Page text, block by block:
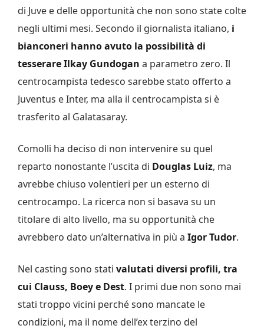
di Juve e delle opportunità che non sono state colte
negli ultimi mesi. Secondo il giornalista italiano, i
bianconeri hanno avuto la possibilità di
tesserare Ilkay Gundogan a parametro zero. Il
centrocampista tedesco sarebbe stato offerto a
Juventus e Inter, ma alla il centrocampista si è
trasferito al Galatasaray.
Comolli ha deciso di non intervenire su quel
reparto nonostante l’uscita di Douglas Luiz, ma
avrebbe chiuso volentieri per un esterno di
centrocampo. La ricerca non si basava su un
titolare di alto livello, ma su opportunità che
avrebbero dato un’alternativa in più a Igor Tudor.
Nel casting sono stati valutati diversi profili, tra
cui Clauss, Boey e Dest. I primi due non sono mai
stati troppo vicini perché sono mancate le
condizioni, ma il nome dell’ex terzino del